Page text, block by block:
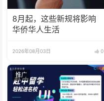
8月起，这些新规将影响
华侨华人生活
2026年08月03日 0
推广